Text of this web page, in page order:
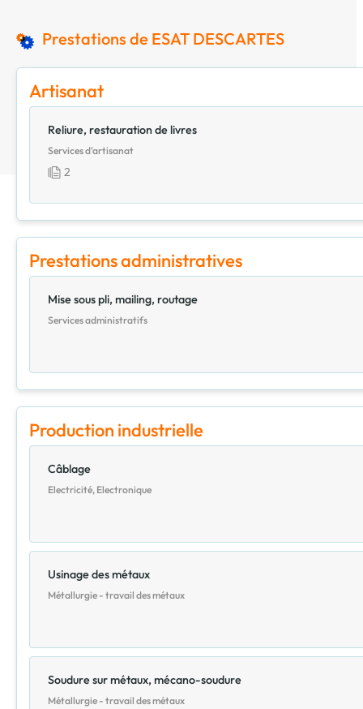
Prestations de ESAT DESCARTES
Artisanat
Reliure, restauration de livres
Services d'artisanat
2
Prestations administratives
Mise sous pli, mailing, routage
Services administratifs
Production industrielle
Câblage
Electricité, Electronique
Usinage des métaux
Métallurgie - travail des métaux
Soudure sur métaux, mécano-soudure
Métallurgie - travail des métaux